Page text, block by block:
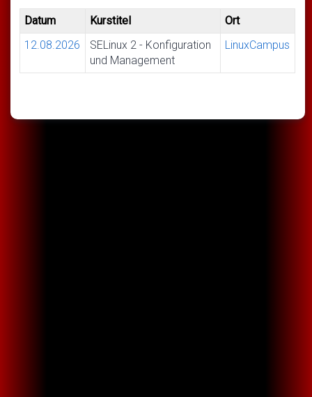
Datum Kurstitel
Ort
12.08.2026
SELinux 2 - Konfiguration
und Management
LinuxCampus